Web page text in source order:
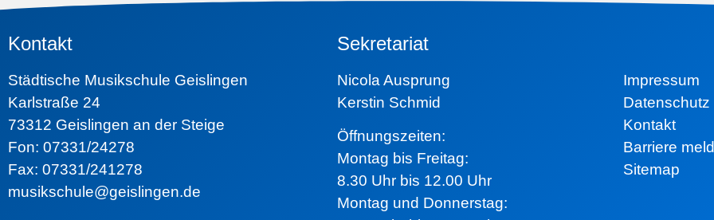
Kontakt
Städtische Musikschule Geislingen
Karlstraße 24
73312 Geislingen an der Steige
Fon: 07331/24278
Fax: 07331/241278
musikschule@geislingen.de
Sekretariat
Nicola Ausprung
Kerstin Schmid
Öffnungszeiten:
Montag bis Freitag:
8.30 Uhr bis 12.00 Uhr
Montag und Donnerstag:
Impressum
Datenschutz
Kontakt
Barriere
Sitemap